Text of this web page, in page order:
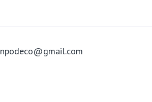
npodeco@gmail.com